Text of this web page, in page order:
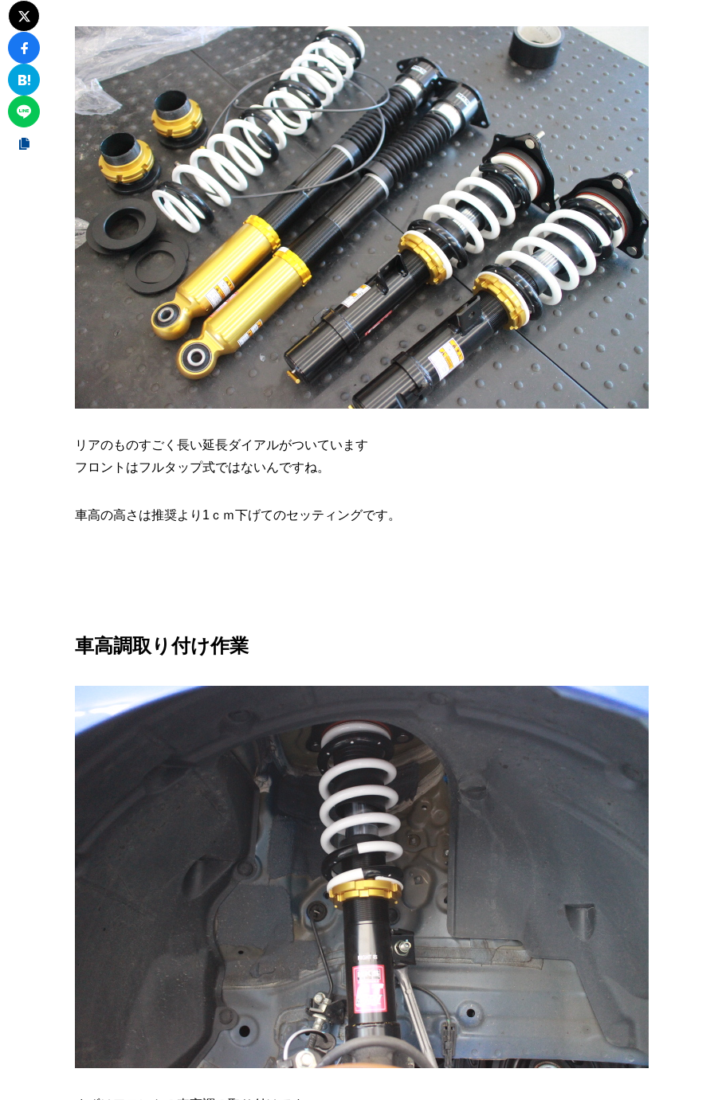
リアのものすごく長い延長ダイアルがついています
フロントはフルタップ式ではないんですね。
車高の高さは推奨より1ｃｍ下げてのセッティングです。
車高調取り付け作業